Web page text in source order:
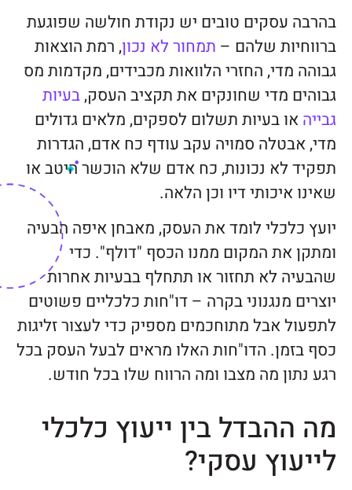
בהרבה עסקים טובים יש נקודת חולשה שפוגעת
ברווחיות שלהם – תמחור לא נכון, רמת הוצאות
גבוהה מדי, החזרי הלוואות מכבידים, מקדמות מס
גבוהים מדי שחונקים את תקציב העסק,בעיות
גבייהאו בעיות תשלום לספקים, מלאים גדולים
מדי, אבטלה סמויה עקב עודף כח אדם, הגדרות
תפקיד לא נכונות, כח אדם שלא הוכשר היטב או
שאינו איכותי דיו וכן הלאה.
יועץ כלכלי לומד את העסק, מאבחן איפה הבעיה
ומתקן את המקום ממנו הכסף "דולף". כדי
שהבעיה לא תחזור או תתחלף בבעיות אחרות
יוצרים מנגנוני בקרה – דו"חות כלכליים פשוטים
לתפעול אבל מתוחכמים מספיק כדי לעצור זליגות
כסף בזמן. הדו"חות האלו מראים לבעל העסק בכל
רגע נתון מה מצבו ומה הרווח שלו בכל חודש.
מה ההבדל בין ייעוץ כלכלי
לייעוץ עסקי?